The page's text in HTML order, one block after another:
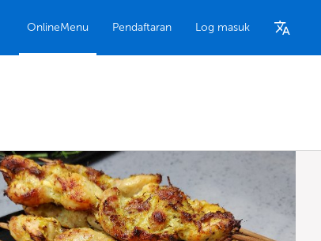
OnlineMenu Pendaftaran Log masuk